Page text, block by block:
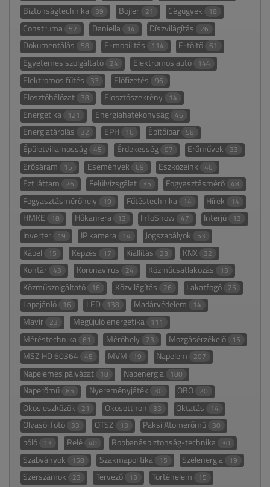
Biztonságtechnika 39 Bojler 21 Cégügyek 18
Construma 52 Daniella 14 Díszvilágítás 26
Dokumentálás 58 E-mobilitás 114 E-töltő 61
Egyetemes szolgáltató 24 Elektromos autó 144
Elektromos fűtés 33 Előfizetés 96
Elosztóhálózat 38 Elosztószekrény 14
Energetika 121 Energiahatékonyság 46
Energiatárolás 32 EPH 16 Építőipar 58
Épületvillamosság 45 Érdekesség 97 Erőművek 33
Erősáram 15 Események 69 Eszközeink 46
Ezt láttam 26 Felülvizsgálat 35 Fogyasztásmérő 48
Fogyasztásmérőhely 19 Fűtéstechnika 14 Hírek 14
HMKE 18 Hőkamera 13 InfoShow 47 Interjú 13
Inverter 19 IP kamera 14 Jogszabályok 53
Kábel 15 Képzés 17 Kiállítás 23 KNX 32
Kontár 43 Koronavírus 24 Közműcsatlakozás 13
Közműszolgáltató 16 Közvilágítás 26 Lakatfogó 25
Lapajánló 16 LED 138 Madárvédelem 14
Mavir 23 Megújuló energetika 111
Méréstechnika 61 Mérőhely 23 Mozgásérzékelő 15
MSZ HD 60364 45 MVM 19 Napelem 207
Napelemes pályázat 18 Napenergia 180
Naperőmű 85 Nyereményjáték 30 OBO 20
Okos eszközök 21 Okosotthon 33 Oktatás 14
Olvasói fotó 33 OTSZ 13 Paksi Atomerőmű 30
póló 13 Relé 40 Robbanásbiztonság-technika 30
Szabványok 158 Szakmapolitika 15 Szélenergia 19
Szerszámok 23 Tervező 13 Történelem 15